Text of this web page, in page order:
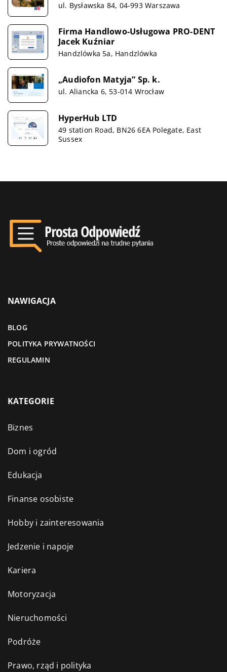
ul. Bysławska 84, 04-993 Warszawa
Firma Handlowo-Usługowa PRO-DENT
Jacek Kuźniar
Handzlówka 5a, Handzlówka
„Audiofon Matyja” Sp. k.
ul. Aliancka 6, 53-014 Wrocław
HyperHub LTD
49 station Road, BN26 6EA Polegate, East
Sussex
NAWIGACJA
BLOG
POLITYKA PRYWATNOŚCI
REGULAMIN
KATEGORIE
Biznes
Dom i ogród
Edukacja
Finanse osobiste
Hobby i zainteresowania
Jedzenie i napoje
Kariera
Motoryzacja
Nieruchomości
Podróże
Prawo, rząd i polityka